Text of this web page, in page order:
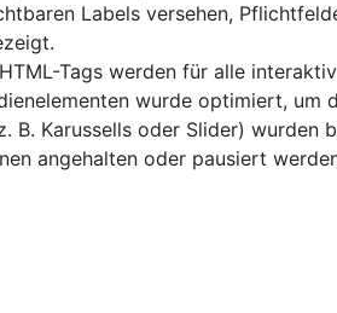
Labels versehen,
Tags werden für alle
wurde optimiert, um
B. Karussells oder Slider)
angehalten oder pausiert